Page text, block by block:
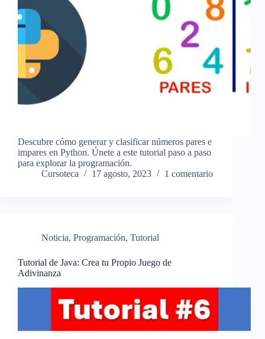
Descubre cómo generar y clasificar números pares e
impares en Python. Únete a este tutorial paso a paso
para explorar la programación.
Cursoteca
17 agosto, 2023 1 comentario
Noticia, Programación, Tutorial
Tutorial de Java: Crea tu Propio Juego de
Adivinanza